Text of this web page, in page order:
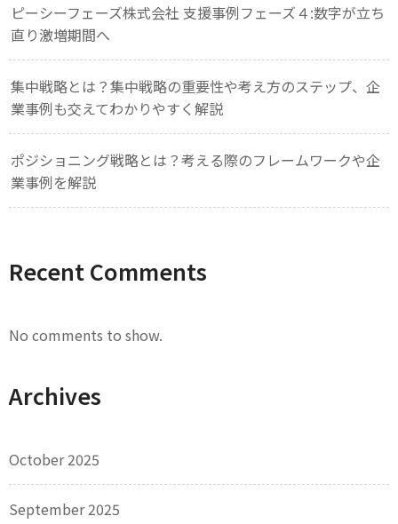
ピーシーフェーズ株式会社 支援事例フェーズ４:数字が立ち
直り激増期間へ
集中戦略とは？集中戦略の重要性や考え方のステップ、企
業事例も交えてわかりやすく解説
ポジショニング戦略とは？考える際のフレームワークや企
業事例を解説
Recent Comments
No comments to show.
Archives
October 2025
September 2025